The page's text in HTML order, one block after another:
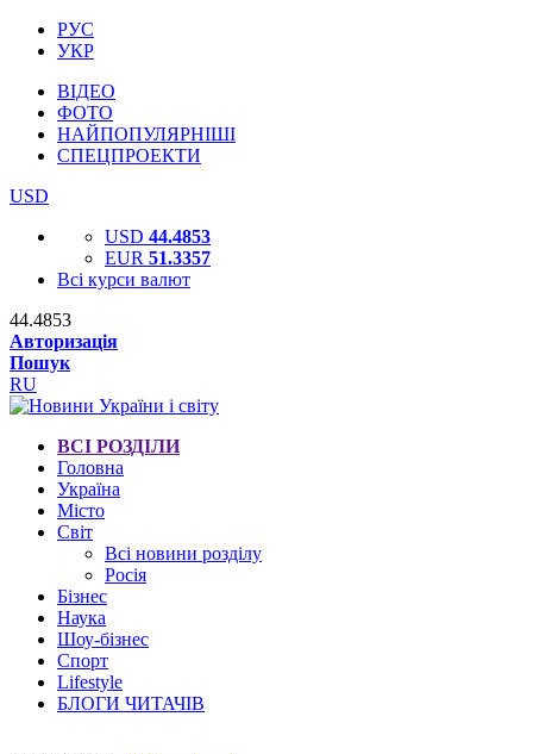
РУС
УКР
ВІДЕО
ФОТО
НАЙПОПУЛЯРНІШІ
СПЕЦПРОЕКТИ
USD
USD 44.4853
EUR 51.3357
Всі курси валют
44.4853
Авторизація
Пошук
RU
ВСІ РОЗДІЛИ
Головна
Україна
Місто
Світ
Всі новини розділу
Росія
Бізнес
Наука
Шоу-бізнес
Спорт
Lifestyle
БЛОГИ ЧИТАЧІВ